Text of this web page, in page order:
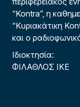
“Kontra”, η
“Κυριακάτικη
και ο
Ιδιοκτησία:
ΦΙΛΑΘΛΟΣ ΙΚΕ